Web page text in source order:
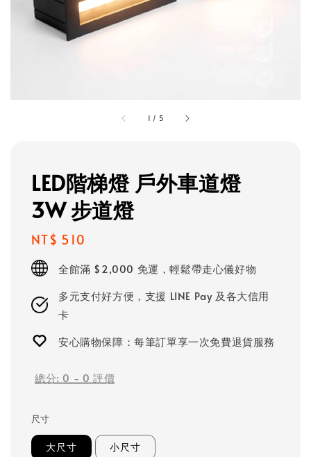
1 / 5
LED階梯燈 戶外車道燈
3W 步道燈
Regular
price
NT$ 510
全館滿 $2,000 免運，輕鬆帶走心儀好物
多元支付好方便，支援 LINE Pay 及各大信用
卡
安心購物保障：每筆訂單享一次免費退貨服務
總分: 0 - 0 評價
尺寸
大尺寸 小尺寸